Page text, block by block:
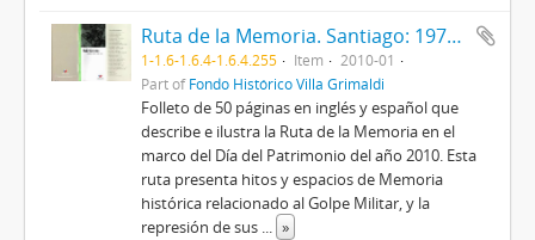
Ruta de la Memoria. Santiago: 1973-1989
1-1.6-1.6.4-1.6.4.255 Item
2010-01
Part ofFondo Histórico Villa Grimaldi
Folleto de 50 páginas en inglés y español que
describe e ilustra la Ruta de la Memoria en el
marco del Día del Patrimonio del año 2010. Esta
ruta presenta hitos y espacios de Memoria
histórica relacionado al Golpe Militar, y la
represión de sus ... »